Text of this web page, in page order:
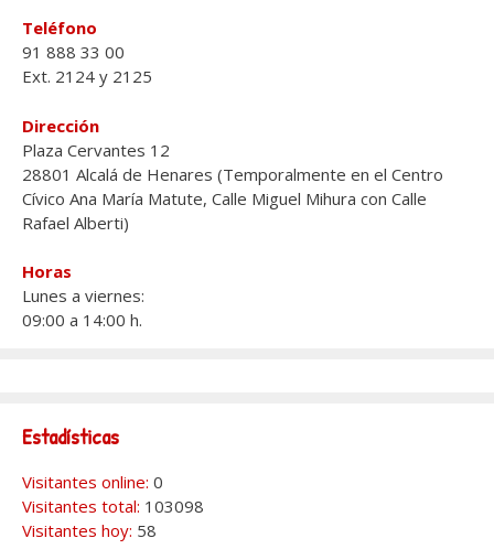
Teléfono
91 888 33 00
Ext. 2124 y 2125
Dirección
Plaza Cervantes 12
28801 Alcalá de Henares (Temporalmente en el Centro
Cívico Ana María Matute, Calle Miguel Mihura con Calle
Rafael Alberti)
Horas
Lunes a viernes:
09:00 a 14:00 h.
Estadísticas
Visitantes online: 0
Visitantes total: 103098
Visitantes hoy: 58